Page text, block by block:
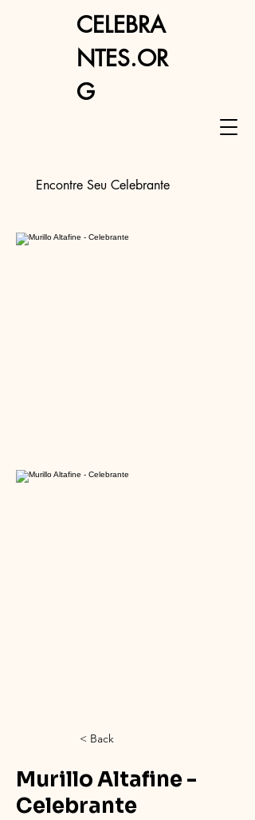
Encontre Seu Celebrante
CELEBRA
NTES.OR
G
< Back
Murillo Altafine -
Celebrante